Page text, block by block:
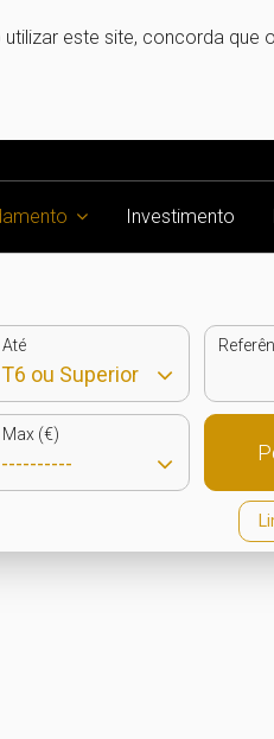
este site, concorda que
Investimento
Até
Max (€)